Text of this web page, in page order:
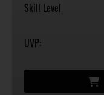
Skill Level
UVP: